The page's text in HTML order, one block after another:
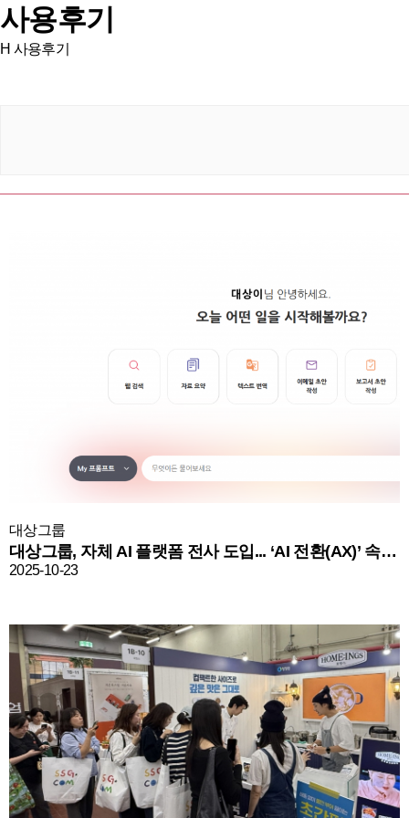
사용후기
H 사용후기
대상그룹
대상그룹, 자체 AI 플랫폼 전사 도입... ‘AI 전환(AX)’ 속도 낸다
2025-10-23